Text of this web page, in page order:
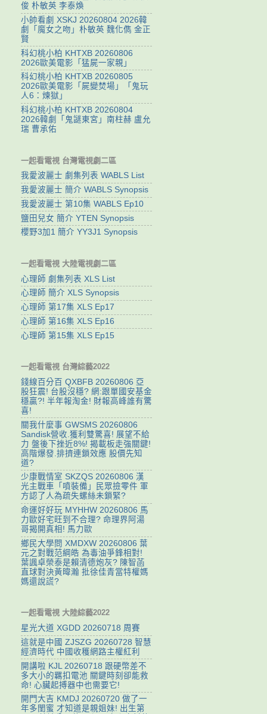
俊 朴敏英 李泰煥
小帥看劇 XSKJ 20260804 2026韓
劇「魔女之吻」朴敏英 魏化儁 金正
賢
科幻桃小柏 KHTXB 20260806
2026歐美電影「猛屍一家親」
科幻桃小柏 KHTXB 20260805
2026歐美電影「屍變焚場」「鬼玩
人6：煉獄」
科幻桃小柏 KHTXB 20260804
2026韓劇「鬼謎東宮」南柱赫 盧允
瑞 曹承佑
一起看電視 台灣電視劇二區
我愛波麗士 劇集列表 WABLS List
我愛波麗士 簡介 WABLS Synopsis
我愛波麗士 第10集 WABLS Ep10
鹽田兒女 簡介 YTEN Synopsis
櫻野3加1 簡介 YY3J1 Synopsis
一起看電視 大陸電視劇二區
心理師 劇集列表 XLS List
心理師 簡介 XLS Synopsis
心理師 第17集 XLS Ep17
心理師 第16集 XLS Ep16
心理師 第15集 XLS Ep15
一起看電視 台灣綜藝2022
錢線百分百 QXBFB 20260806 亞
股狂震! 台股沒穩? 網:跟單國安基金
穩贏?! 半年報淘金! 財報高峰誰有驚
喜!
關我什麼事 GWSMS 20260806
Sandisk營收.獲利雙驚喜! 展望不給
力 盤後下挫近8%! 揭載板走強關鍵!
高階爆發.排擠連鎖效應 股價先知
道?
少康戰情室 SKZQS 20260806 漢
光主戰車「噴裝備」民眾撿零件 軍
方認了人為疏失螺絲未鎖緊?
命運好好玩 MYHHW 20260806 馬
力歐好宅旺到不合理? 命理界阿湯
哥揭開真相! 馬力歐
鄉民大學問 XMDXW 20260806 葉
元之對戰范綱皓 為毒油爭鋒相對!
葉諷卓榮泰是賴清德炮灰? 陳智菡
直球對決黃暐瀚 批徐佳青當特權媽
媽還說謊?
一起看電視 大陸綜藝2022
星光大道 XGDD 20260718 周賽
這就是中國 ZJSZG 20260728 智慧
經濟時代 中國收穫網路主權紅利
開講啦 KJL 20260718 跟硬幣差不
多大小的羈扣電池 關鍵時刻卻能救
命! 心臟起搏器中也需要它!
開門大吉 KMDJ 20260720 做了一
年多閨蜜 才知道是親姐妹! 出生第